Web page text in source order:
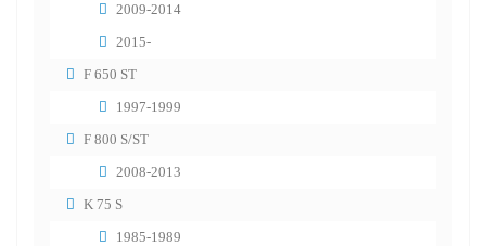
2009-2014
2015-
F 650 ST
1997-1999
F 800 S/ST
2008-2013
K 75 S
1985-1989